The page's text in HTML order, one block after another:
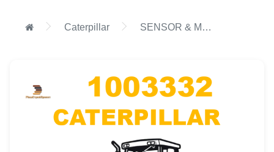
Caterpillar SENSOR & MTG GP-ELECTRIC,SENSOR & MTG GP-ELECTRIC